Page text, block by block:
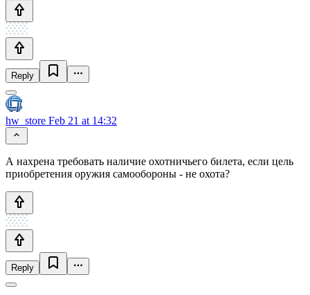
Reply
hw_store Feb 21 at 14:32
А нахрена требовать наличие охотничьего билета, если цель
приобретения оружия самообороны - не охота?
Reply